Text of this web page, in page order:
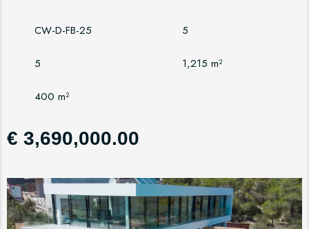
CW-D-FB-25 5
5 1,215 m²
400 m²
€ 3,690,000.00